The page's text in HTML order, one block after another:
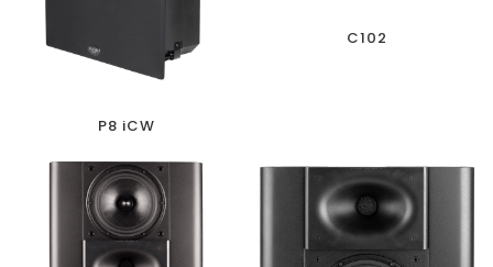
P8 iCW
C102